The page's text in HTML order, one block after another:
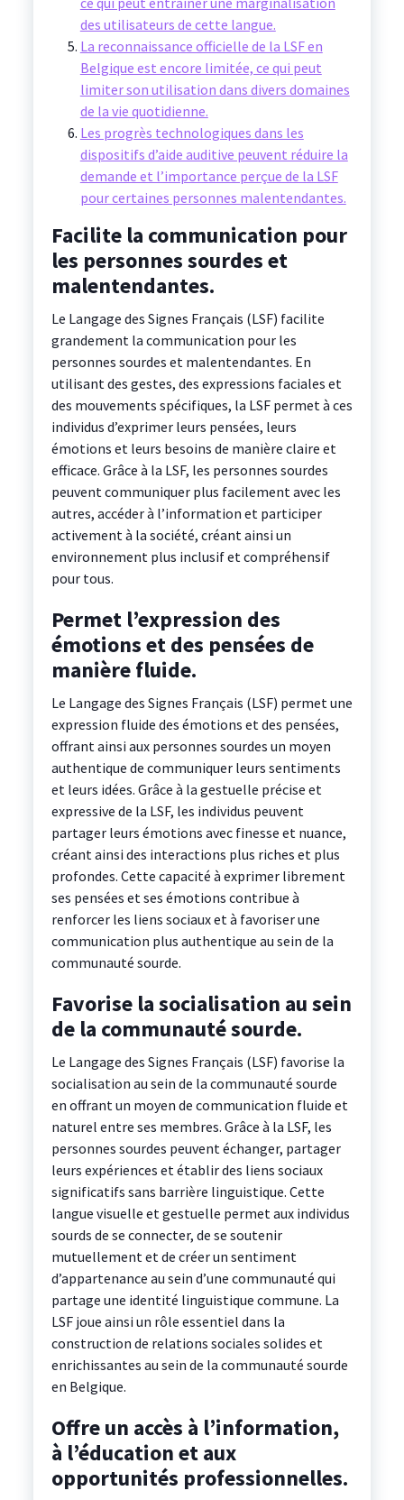
des utilisateurs de cette langue.
La reconnaissance officielle de la LSF en
Belgique est encore limitée, ce qui peut
limiter son utilisation dans divers domaines
de la vie quotidienne.
Les progrès technologiques dans les
dispositifs d’aide auditive peuvent réduire la
demande et l’importance perçue de la LSF
pour certaines personnes malentendantes.
Facilite la communication pour
les personnes sourdes et
malentendantes.
Le Langage des Signes Français (LSF) facilite
grandement la communication pour les
personnes sourdes et malentendantes. En
utilisant des gestes, des expressions faciales et
des mouvements spécifiques, la LSF permet à ces
individus d’exprimer leurs pensées, leurs
émotions et leurs besoins de manière claire et
efficace. Grâce à la LSF, les personnes sourdes
peuvent communiquer plus facilement avec les
autres, accéder à l’information et participer
activement à la société, créant ainsi un
environnement plus inclusif et compréhensif
pour tous.
Permet l’expression des
émotions et des pensées de
manière fluide.
Le Langage des Signes Français (LSF) permet une
expression fluide des émotions et des pensées,
offrant ainsi aux personnes sourdes un moyen
authentique de communiquer leurs sentiments
et leurs idées. Grâce à la gestuelle précise et
expressive de la LSF, les individus peuvent
partager leurs émotions avec finesse et nuance,
créant ainsi des interactions plus riches et plus
profondes. Cette capacité à exprimer librement
ses pensées et ses émotions contribue à
renforcer les liens sociaux et à favoriser une
communication plus authentique au sein de la
communauté sourde.
Favorise la socialisation au sein
de la communauté sourde.
Le Langage des Signes Français (LSF) favorise la
socialisation au sein de la communauté sourde
en offrant un moyen de communication fluide et
naturel entre ses membres. Grâce à la LSF, les
personnes sourdes peuvent échanger, partager
leurs expériences et établir des liens sociaux
significatifs sans barrière linguistique. Cette
langue visuelle et gestuelle permet aux individus
sourds de se connecter, de se soutenir
mutuellement et de créer un sentiment
d’appartenance au sein d’une communauté qui
partage une identité linguistique commune. La
LSF joue ainsi un rôle essentiel dans la
construction de relations sociales solides et
enrichissantes au sein de la communauté sourde
en Belgique.
Offre un accès à l’information,
à l’éducation et aux
opportunités professionnelles.